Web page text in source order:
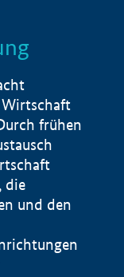
Wirtschaft
frühen
die
und den